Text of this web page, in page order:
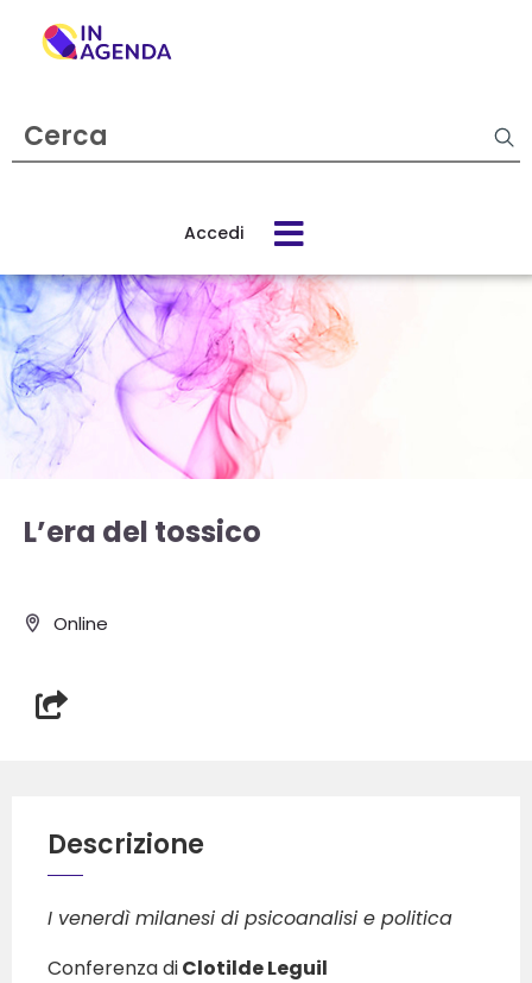
Accedi
Cerca
evento
In
Agenda
Come
funziona
L’era del tossico
Online
Descrizione
I venerdì milanesi di psicoanalisi e politica
Conferenza diClotilde Leguil